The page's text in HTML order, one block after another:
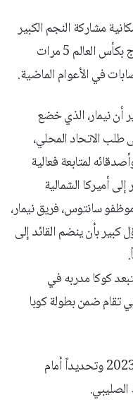
مشاركة النجم الكبير
الذي يعتبر أفضل هداف في تاريخ المتوج بكأس العالم 5 مرات
في الأعوام الماضية.
أن نيمار، الذي خضع
الاتحاد المحلي،
لمتابعة فعالية
أميركا الشمالية
سانتوس، فريق نيمار،
كبير بأن ينضم القائد إلى
كوكا مدربه في
تقام ضمن بطولة كوبا
ولم يلعب نيمار مع منتخب البرازيل منذ 2023 وتحديداً أمام